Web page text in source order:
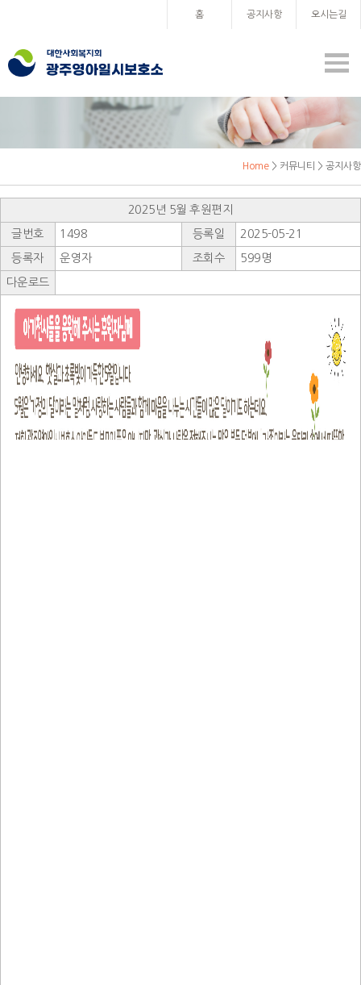
홈 공지사항 오시는길
Home > 커뮤니티 > 공지사항
2025년 5월 후원편지
글번호 1498 등록일 2025-05-21
등록자 운영자 조회수 599명
다운로드